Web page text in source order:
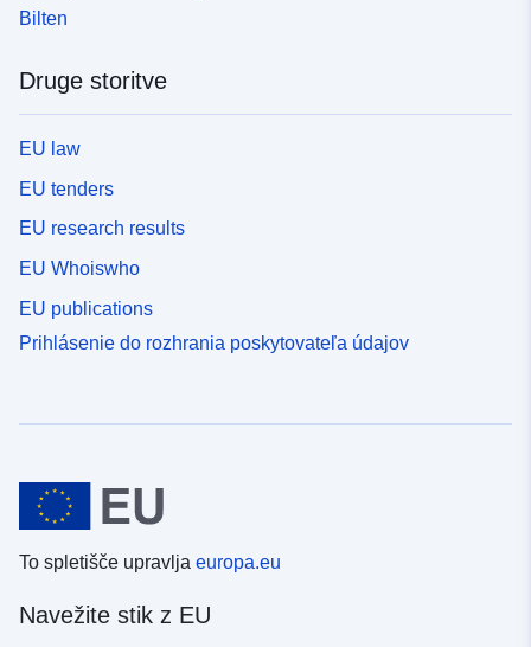
Bilten
Druge storitve
EU law
EU tenders
EU research results
EU Whoiswho
EU publications
Prihlásenie do rozhrania poskytovateľa údajov
To spletišče upravlja europa.eu
Navežite stik z EU